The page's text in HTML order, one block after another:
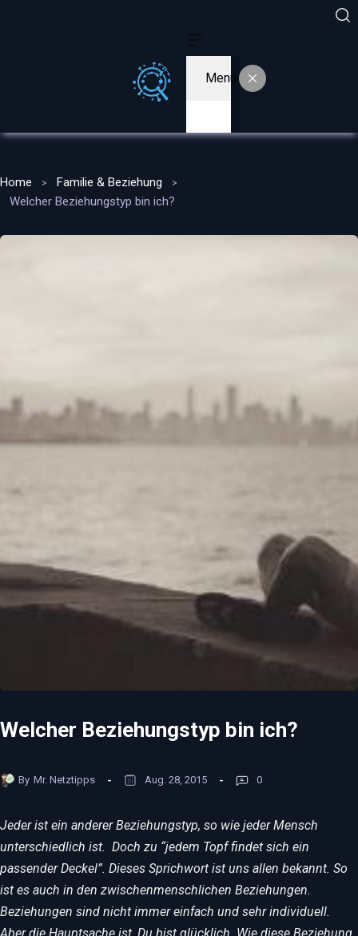
Menu
Home
Familie & Beziehung
Welcher Beziehungstyp bin ich?
Welcher Beziehungstyp bin ich?
By Mr. Netztipps Aug. 28, 2015 0
Jeder ist ein anderer Beziehungstyp, so wie jeder Mensch
unterschiedlich ist. Doch zu “jedem Topf findet sich ein
passender Deckel”. Dieses Sprichwort ist uns allen bekannt. So
ist es auch in den zwischenmenschlichen Beziehungen.
Beziehungen sind nicht immer einfach und sehr individuell.